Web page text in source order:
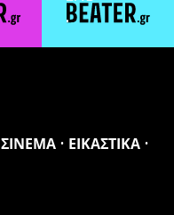
ΣΙΝΕΜΑ
ΕΙΚΑΣΤΙΚΑ